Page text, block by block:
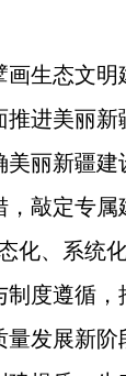
画生态文明
进美丽新
美丽新疆
敲定专属
化、系统
制度遵循
发展新阶